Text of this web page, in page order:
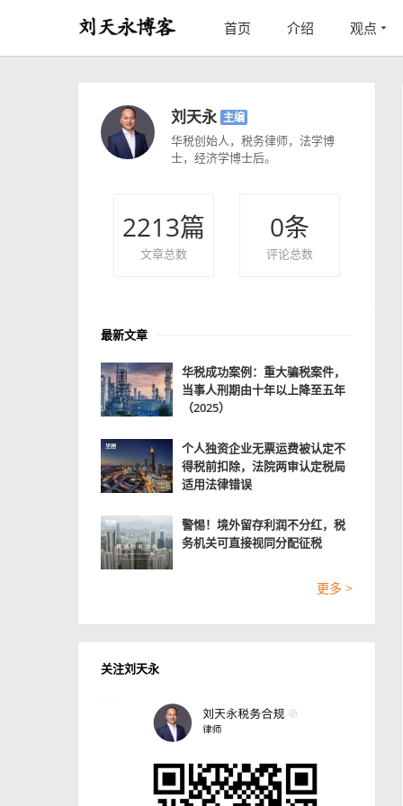
首页 介绍 观点
刘天永 主编
华税创始人，税务律师，法学博
士，经济学博士后。
2213篇
文章总数
0条
评论总数
最新文章
华税成功案例：重大骗税案件，
当事人刑期由十年以上降至五年
（2025）
个人独资企业无票运费被认定不
得税前扣除，法院两审认定税局
适用法律错误
警惕！境外留存利润不分红，税
务机关可直接视同分配征税
更多 >
关注刘天永